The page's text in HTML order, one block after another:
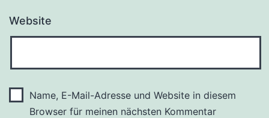
Website
Name, E-Mail-Adresse und Website in diesem
Browser für meinen nächsten Kommentar